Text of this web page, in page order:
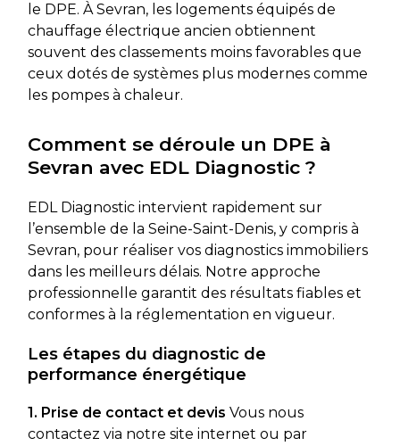
le DPE. À Sevran, les logements équipés de
chauffage électrique ancien obtiennent
souvent des classements moins favorables que
ceux dotés de systèmes plus modernes comme
les pompes à chaleur.
Comment se déroule un DPE à
Sevran avec EDL Diagnostic ?
EDL Diagnostic intervient rapidement sur
l’ensemble de la Seine-Saint-Denis, y compris à
Sevran, pour réaliser vos diagnostics immobiliers
dans les meilleurs délais. Notre approche
professionnelle garantit des résultats fiables et
conformes à la réglementation en vigueur.
Les étapes du diagnostic de
performance énergétique
1. Prise de contact et devis Vous nous
contactez via notre site internet ou par